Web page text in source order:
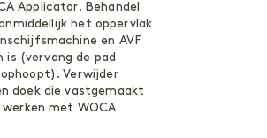
Applicator. Behandel
het oppervlak
en AVF
is (vervang de pad
Verwijder
doek die vastgemaakt
met WOCA